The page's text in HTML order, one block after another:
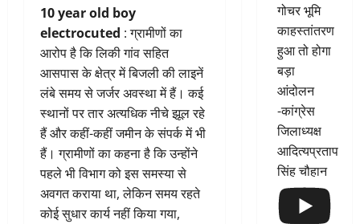
10 year old boy
electrocuted : ग्रामीणों का
आरोप है कि लिकी गांव सहित
आसपास के क्षेत्र में बिजली की लाइनें
लंबे समय से जर्जर अवस्था में हैं। कई
स्थानों पर तार अत्यधिक नीचे झूल रहे
हैं और कहीं-कहीं जमीन के संपर्क में भी
हैं। ग्रामीणों का कहना है कि उन्होंने
पहले भी विभाग को इस समस्या से
अवगत कराया था, लेकिन समय रहते
कोई सुधार कार्य नहीं किया गया,
गोचर भूमि
काहस्तांतरण
हुआ तो होगा
बड़ा
आंदोलन
-कांग्रेस
जिलाध्यक्ष
आदित्यप्रताप
सिंह चौहान